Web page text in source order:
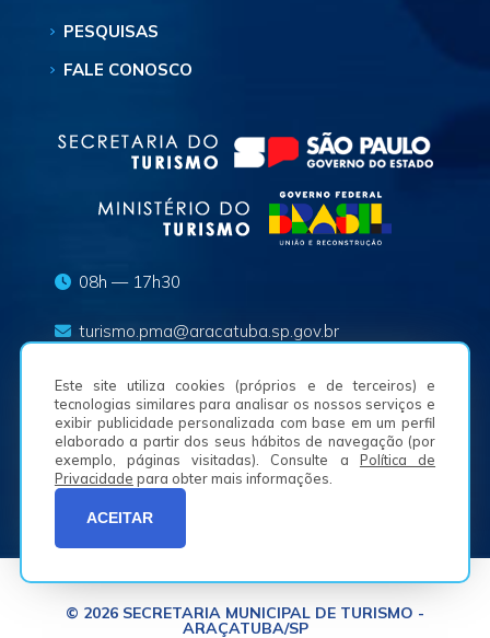
Este site utiliza cookies (próprios e de terceiros) e
tecnologias similares para analisar os nossos serviços e
exibir publicidade personalizada com base em um perfil
elaborado a partir dos seus hábitos de navegação (por
exemplo, páginas visitadas). Consulte a Política de
Privacidade para obter mais informações.
ACEITAR
PESQUISAS
FALE CONOSCO
08h — 17h30
turismo.pma@aracatuba.sp.gov.br
(18) 3625-8636
Av. Waldemar Alves, n.º 50, Bairro São Joaquim -
16050-225
© 2026 SECRETARIA MUNICIPAL DE TURISMO -
ARAÇATUBA/SP